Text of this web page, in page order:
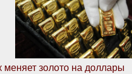
меняет золото на доллары